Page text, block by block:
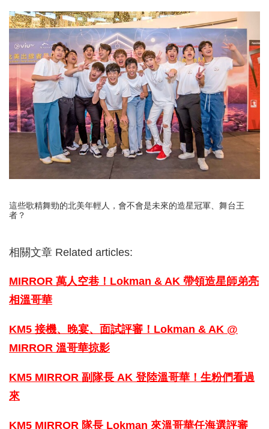
這些歌精舞勁的北美年輕人，會不會是未來的造星冠軍、舞台王
者？
相關文章 Related articles:
MIRROR 萬人空巷！Lokman & AK 帶領造星師弟亮
相溫哥華
KM5 接機、晚宴、面試評審！Lokman & AK @
MIRROR 溫哥華掠影
KM5 MIRROR 副隊長 AK 登陸溫哥華 ！生粉們看過
來
KM5 MIRROR 隊長 Lokman 來溫哥華任海選評審